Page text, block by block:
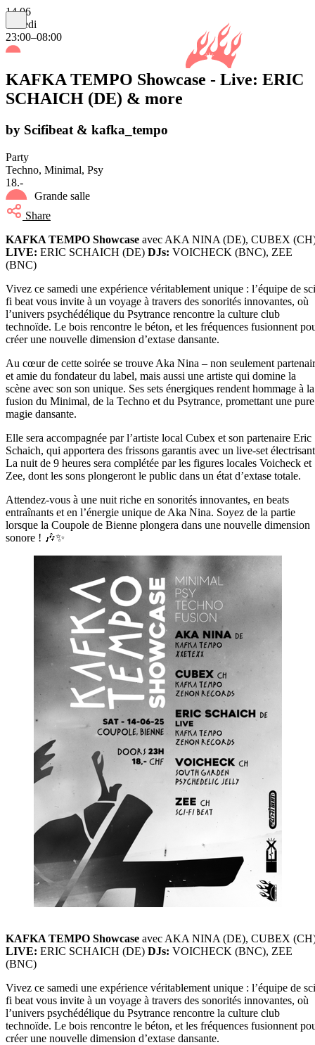
14.06
samedi
23:00–08:00
KAFKA TEMPO Showcase - Live: ERIC
SCHAICH (DE) & more
by Scifibeat & kafka_tempo
Party
Techno, Minimal, Psy
18.-
Grande salle
Share
KAFKA TEMPO Showcase avec AKA NINA (DE), CUBEX
LIVE: ERIC SCHAICH (DE) DJs: VOICHECK (BNC), ZEE
(BNC)
Vivez ce samedi une expérience véritablement unique : l’équipe de
fi beat vous invite à un voyage à travers des sonorités innovantes, où
l’univers psychédélique du Psytrance rencontre la culture club
technoïde. Le bois rencontre le béton, et les fréquences fusionnent
créer une nouvelle dimension d’extase dansante.
Au cœur de cette soirée se trouve Aka Nina – non seulement
et amie du fondateur du label, mais aussi une artiste qui domine la
scène avec son son unique. Ses sets énergiques rendent hommage à la
fusion du Minimal, de la Techno et du Psytrance, promettant une pure
magie dansante.
Elle sera accompagnée par l’artiste local Cubex et son partenaire Eric
Schaich, qui apportera des frissons garantis avec un live-set
La nuit de 9 heures sera complétée par les figures locales Voicheck et
Zee, dont les sons plongeront le public dans un état d’extase totale.
Attendez-vous à une nuit riche en sonorités innovantes, en beats
entraînants et en l’énergie unique de Aka Nina. Soyez de la partie
lorsque la Coupole de Bienne plongera dans une nouvelle dimension
sonore ! 🎶✨
KAFKA TEMPO Showcase avec AKA NINA (DE), CUBEX
LIVE: ERIC SCHAICH (DE) DJs: VOICHECK (BNC), ZEE
(BNC)
Vivez ce samedi une expérience véritablement unique : l’équipe de
fi beat vous invite à un voyage à travers des sonorités innovantes, où
l’univers psychédélique du Psytrance rencontre la culture club
technoïde. Le bois rencontre le béton, et les fréquences fusionnent
créer une nouvelle dimension d’extase dansante.